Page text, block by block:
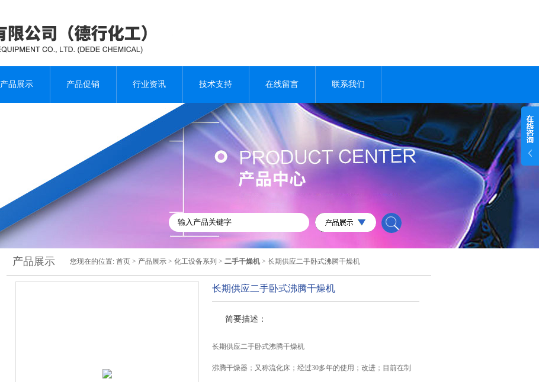
产品展示 产品促销 行业资讯 技术支持 在线留言 联系我们
产品展示 您现在的位置: 首页 > 产品展示 > 化工设备系列 > 二手干燥机 > 长期供应二手卧式沸腾干燥机
长期供应二手卧式沸腾干燥机
简要描述：
长期供应二手卧式沸腾干燥机
沸腾干燥器；又称流化床；经过30多年的使用；改进；目前在制